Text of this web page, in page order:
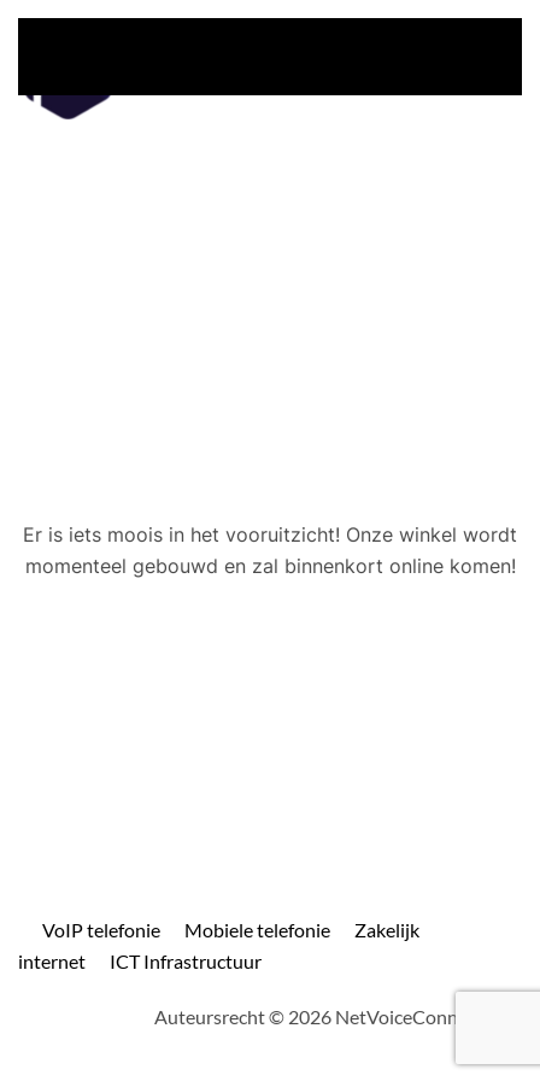
Er is iets moois in het vooruitzicht! Onze winkel wordt
momenteel gebouwd en zal binnenkort online komen!
VoIP telefonie Mobiele telefonie
Zakelijk
internet
ICT Infrastructuur
Auteursrecht © 2026 NetVoiceConnect.com